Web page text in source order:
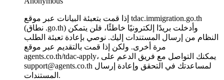
إذا قمت بتعبئة البيانات عبر موقع tdac.immigration.go.th
(نطاق .go.th) وأدخلت بريدًا إلكترونيًا خاطئًا، فلن يتمكن
النظام من إرسال المستندات إليك. نوصي بإعادة تعبئة الطلب
مرة أخرى. ولكن إذا قمت بالتقديم عبر موقع
agents.co.th/tdac-apply، يمكنك التواصل مع فريق الدعم على
support@agents.co.th لمساعدتك في التحقق وإعادة إرسال
المستندات.